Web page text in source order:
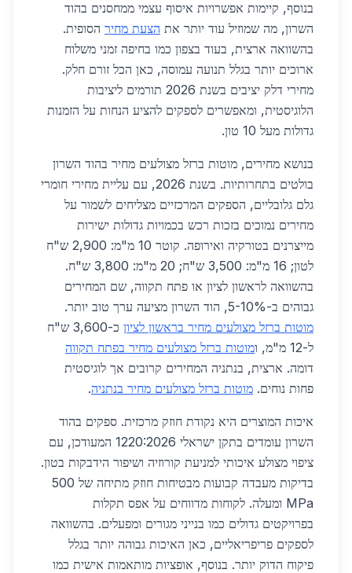
בנוסף, קיימות אפשרויות איסוף עצמי ממחסנים בהוד
השרון, מה שמוזיל עוד יותר את הצעת מחיר הסופית.
בהשוואה ארצית, בעוד בצפון כמו בחיפה זמני משלוח
ארוכים יותר בגלל תנועה עמוסה, כאן הכל זורם חלק.
מחירי דלק יציבים בשנת 2026 תורמים ליציבות
הלוגיסטית, ומאפשרים לספקים להציע הנחות על הזמנות
גדולות מעל 10 טון.
בנושא מחירים, מוטות ברזל מצולעים מחיר בהוד השרון
בולטים בתחרותיות. בשנת 2026, עם עליית מחירי חומרי
גלם גלובליים, הספקים המרכזיים מצליחים לשמור על
מחירים נמוכים בזכות רכש בכמויות גדולות ישירות
מייצרנים בטורקיה ואירופה. קוטר 10 מ"מ: 2,900 ש"ח
לטון; 16 מ"מ: 3,500 ש"ח; 20 מ"מ: 3,800 ש"ח.
בהשוואה לראשון לציון או פתח תקווה, שם המחירים
גבוהים ב-5-10%, הוד השרון מציעה ערך טוב יותר.
מוטות ברזל מצולעים מחיר בראשון לציון
כ-3,600 ש"ח
ל-12 מ"מ, ו
מוטות ברזל מצולעים מחיר בפתח תקווה
דומה. ארצית, בנתניה המחירים קרובים אך לוגיסטית
פחות נוחים. מוטות ברזל מצולעים מחיר בנתניה.
איכות המוצרים היא נקודת חוזק מרכזית. ספקים בהוד
השרון עומדים בתקן ישראלי 1220:2026 המעודכן, עם
ציפוי מצולע איכותי למניעת קורוזיה ושיפור הידבקות בטון.
בדיקות מעבדה קבועות מבטיחות חוזק מתיחה של 500
MPa ומעלה. לקוחות מדווחים על אפס תקלות
בפרויקטים גדולים כמו בנייני מגורים ומפעלים. בהשוואה
לספקים פריפריאליים, כאן האיכות גבוהה יותר בגלל
פיקוח הדוק יותר. בנוסף, אופציות מותאמות אישית כמו